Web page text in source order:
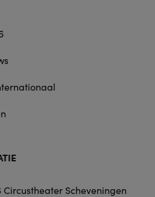
Circustheater Scheveningen